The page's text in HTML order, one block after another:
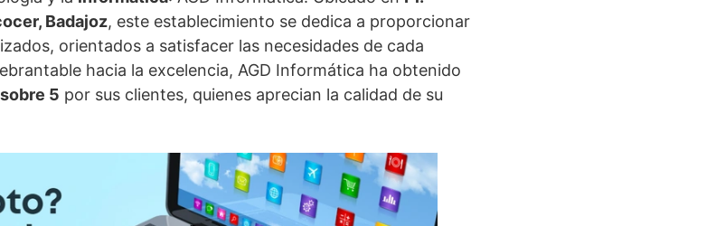
Badajoz, este establecimiento se dedica a proporcionar
orientados a satisfacer las necesidades de cada
hacia la excelencia, AGD Informática ha obtenido
5 por sus clientes, quienes aprecian la calidad de su